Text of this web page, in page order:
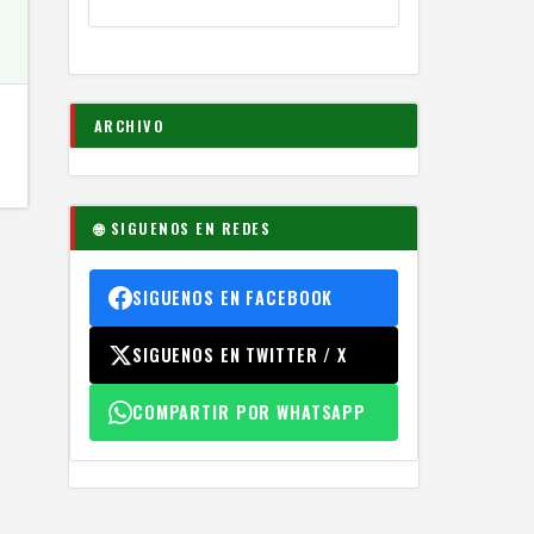
ARCHIVO
🌐 SIGUENOS EN REDES
SIGUENOS EN FACEBOOK
SIGUENOS EN TWITTER / X
COMPARTIR POR WHATSAPP